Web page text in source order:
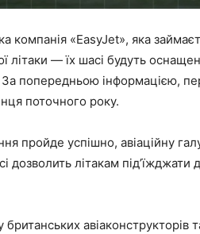
компанія «EasyJet», яка
літаки — їх шасі будуть
За попередньою інформацією,
поточного року.
пройде успішно, авіаційну
дозволить літакам
авіаконструкторів